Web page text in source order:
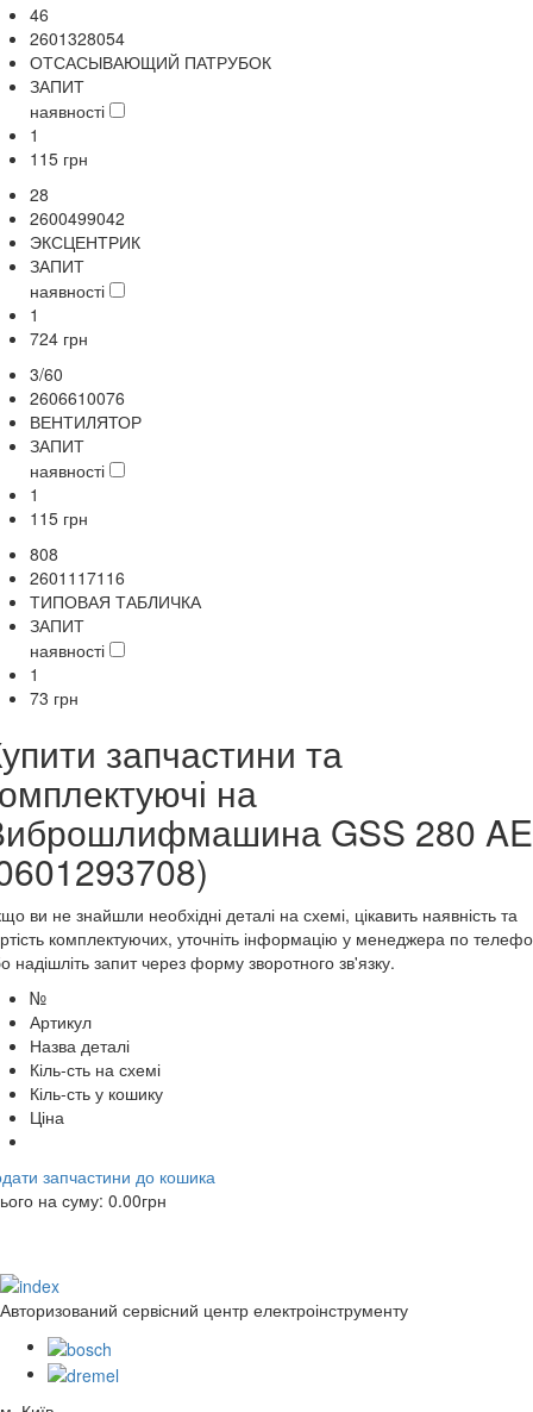
46
2601328054
ОТСАСЫВАЮЩИЙ ПАТРУБОК
ЗАПИТ
наявності
1
115 грн
28
2600499042
ЭКСЦЕНТРИК
ЗАПИТ
наявності
1
724 грн
3/60
2606610076
ВЕНТИЛЯТОР
ЗАПИТ
наявності
1
115 грн
808
2601117116
ТИПОВАЯ ТАБЛИЧКА
ЗАПИТ
наявності
1
73 грн
запчастини та
на
GSS 280 AE
ви не знайшли необхідні деталі на схемі, цікавить наявність та
комплектуючих, уточніть інформацію у менеджера по
надішліть запит через форму зворотного зв'язку.
№
Артикул
Назва деталі
Кіль-сть на схемі
Кіль-сть у кошику
Ціна
запчастини до кошика
на суму: 0.00грн
Авторизований сервісний центр електроінструменту